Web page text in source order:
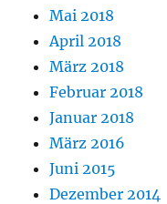
Mai 2018
April 2018
März 2018
Februar 2018
Januar 2018
März 2016
Juni 2015
Dezember 2014